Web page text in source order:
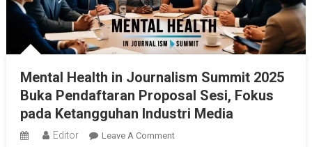
Mental Health in Journalism Summit 2025
Buka Pendaftaran Proposal Sesi, Fokus
pada Ketangguhan Industri Media
Editor Leave A CommentOn